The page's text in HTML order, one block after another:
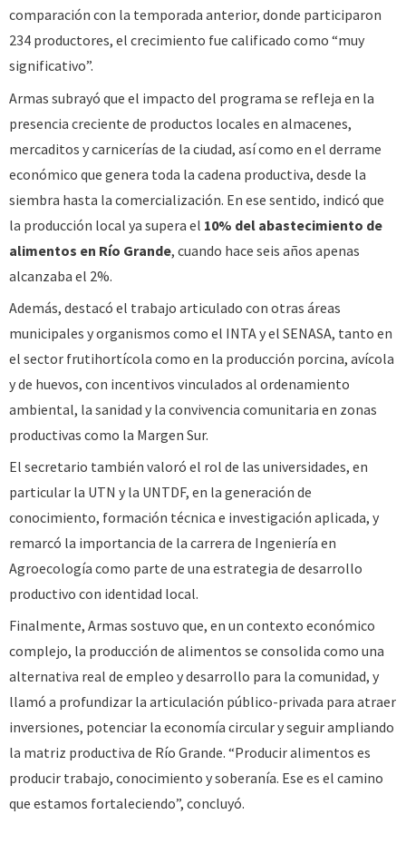
comparación con la temporada anterior, donde participaron
234 productores, el crecimiento fue calificado como “muy
significativo”.
Armas subrayó que el impacto del programa se refleja en la
presencia creciente de productos locales en almacenes,
mercaditos y carnicerías de la ciudad, así como en el derrame
económico que genera toda la cadena productiva, desde la
siembra hasta la comercialización. En ese sentido, indicó que
la producción local ya supera el 10% del abastecimiento de
alimentos en Río Grande, cuando hace seis años apenas
alcanzaba el 2%.
Además, destacó el trabajo articulado con otras áreas
municipales y organismos como el INTA y el SENASA, tanto en
el sector frutihortícola como en la producción porcina, avícola
y de huevos, con incentivos vinculados al ordenamiento
ambiental, la sanidad y la convivencia comunitaria en zonas
productivas como la Margen Sur.
El secretario también valoró el rol de las universidades, en
particular la UTN y la UNTDF, en la generación de
conocimiento, formación técnica e investigación aplicada, y
remarcó la importancia de la carrera de Ingeniería en
Agroecología como parte de una estrategia de desarrollo
productivo con identidad local.
Finalmente, Armas sostuvo que, en un contexto económico
complejo, la producción de alimentos se consolida como una
alternativa real de empleo y desarrollo para la comunidad, y
llamó a profundizar la articulación público-privada para atraer
inversiones, potenciar la economía circular y seguir ampliando
la matriz productiva de Río Grande. “Producir alimentos es
producir trabajo, conocimiento y soberanía. Ese es el camino
que estamos fortaleciendo”, concluyó.